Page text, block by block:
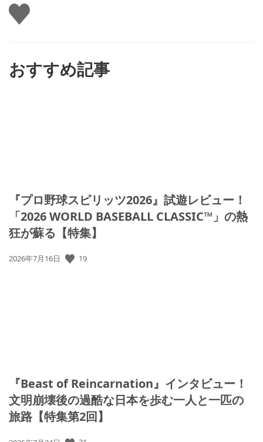
い
い
おすすめ記事
『プロ野球スピリッツ2026』試遊レビュー！
「2026 WORLD BASEBALL CLASSIC™」の熱
狂が蘇る【特集】
公
2026年7月16日 19
『Beast of Reincarnation』インタビュー！
文明崩壊後の過酷な日本を歩む一人と一匹の
旅路【特集第2回】